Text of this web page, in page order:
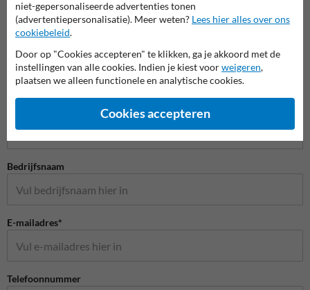
Bedrijfsnaam
E-mailadres*
Telefoonnummer
niet-gepersonaliseerde advertenties tonen
(advertentiepersonalisatie). Meer weten? Lees hier alles over ons
cookiebeleid.
Door op "Cookies accepteren" te klikken, ga je akkoord met de
instellingen van alle cookies. Indien je kiest voorweigeren,
plaatsen we alleen functionele en analytische cookies.
Cookies accepteren